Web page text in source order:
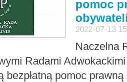
pomoc
2022-07-13
Naczelna
Radami Adwokackimi
bezpłatną pomoc